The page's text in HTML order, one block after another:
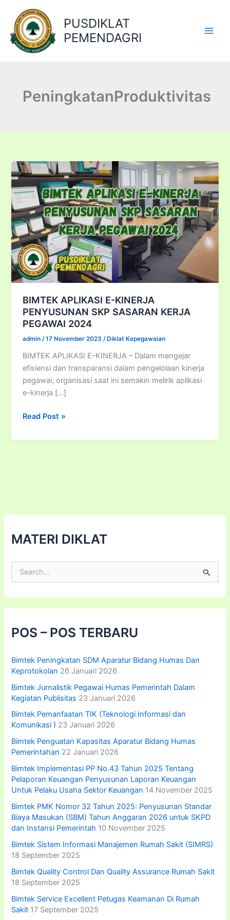
konten
PUSDIKLAT
PEMENDAGRI
PeningkatanProduktivitas
BIMTEK APLIKASI E-KINERJA
PENYUSUNAN SKP SASARAN KERJA
PEGAWAI 2024
admin/17 November 2023/ Diklat Kepegawaian
BIMTEK APLIKASI E-KINERJA – Dalam mengejar
efisiensi dan transparansi dalam pengelolaan kinerja
pegawai, organisasi saat ini semakin melirik aplikasi
e-kinerja […]
BIMTEK
E-
PEGAWAI
Read Post »
MATERI DIKLAT
i
u
t
u
:
POS – POS TERBARU
Bimtek Peningkatan SDM Aparatur Bidang Humas Dan
Keprotokolan 26 Januari 2026
Bimtek Jurnalistik Pegawai Humas Pemerintah Dalam
Kegiatan Publisitas 23 Januari 2026
Bimtek Pemanfaatan TIK (Teknologi Informasi dan
Komunikasi ) 23 Januari 2026
Bimtek Penguatan Kapasitas Aparatur Bidang Humas
Pemerintahan 22 Januari 2026
Bimtek Implementasi PP No.43 Tahun 2025 Tentang
Pelaporan Keuangan Penyusunan Laporan Keuangan
Untuk Pelaku Usaha Sektor Keuangan 14 November 2025
Bimtek PMK Nomor 32 Tahun 2025: Penyusunan Standar
Biaya Masukan (SBM) Tahun Anggaran 2026 untuk SKPD
dan Instansi Pemerintah 10 November 2025
Bimtek Sistem Informasi Manajemen Rumah Sakit (SIMRS)
18 September 2025
Bimtek Quality Control Dan Quality Assurance Rumah Sakit
18 September 2025
Bimtek Service Excellent Petugas Keamanan Di Rumah
Sakit 17 September 2025